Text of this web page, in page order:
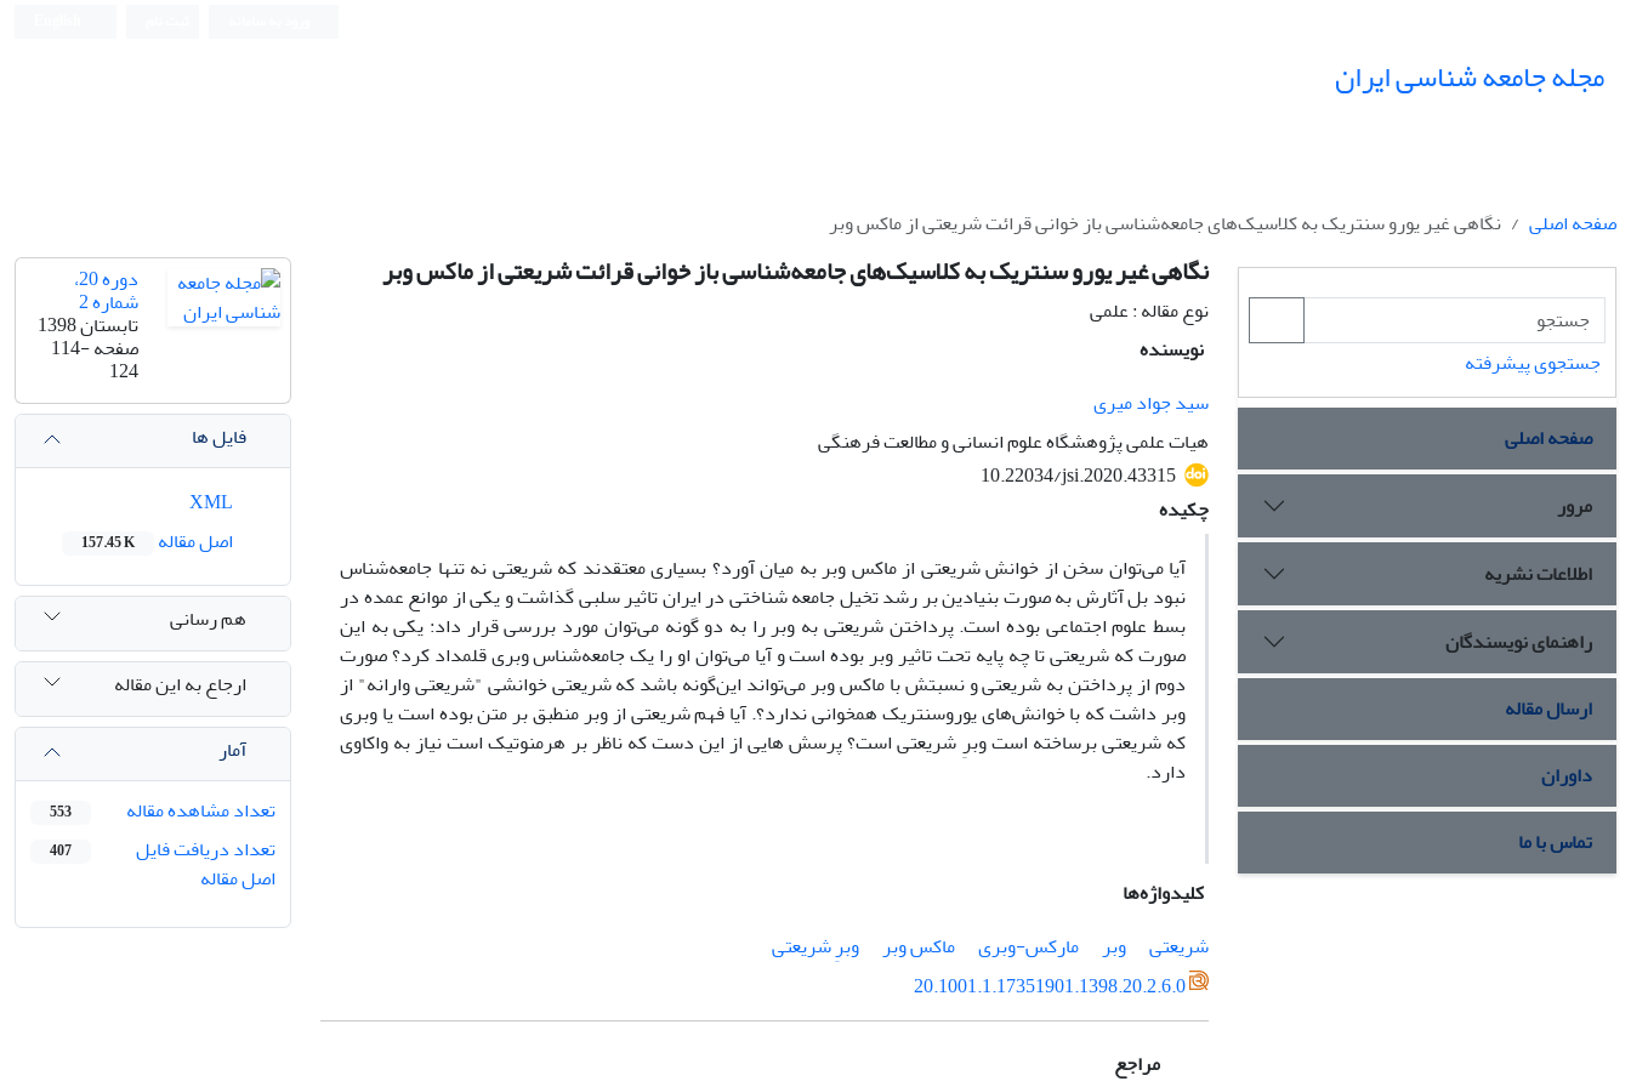
مجله جامعه شناسی ایران
صفحه اصلی نگاهی غیر یورو سنتریک به کلاسیک‌های جامعه‌شناسی باز خوانی قرائت شریعتی از ماکس وبر
نگاهی غیر یورو سنتریک به کلاسیک‌های جامعه‌شناسی باز خوانی قرائت شریعتی از ماکس وبر
نوع مقاله : علمی
نویسنده
سید جواد میری
هیات علمی پژوهشگاه علوم انسانی و مطالعت فرهنگی
10.22034/jsi.2020.43315
چکیده
آیا می‌توان سخن از خوانش شریعتی از ماکس وبر به میان آورد؟ بسیاری معتقدند که شریعتی نه تنها جامعه‌شناس
نبود بل آثارش به صورت بنیادین بر رشد تخیل جامعه شناختی در ایران تاثیر سلبی گذاشت و یکی از موانع عمده در
بسط علوم اجتماعی بوده است. پرداختن شریعتی به وبر را به دو گونه می‌توان مورد بررسی قرار داد: یکی به این
صورت که شریعتی تا چه پایه تحت تاثیر وبر بوده است و آیا می‌توان او را یک جامعه‌شناس وبری قلمداد کرد؟ صورت
دوم از پرداختن به شریعتی و نسبتش با ماکس وبر می‌تواند این‌گونه باشد که شریعتی خوانشی "شریعتی وارانه" از
وبر داشت که با خوانش‌های یوروسنتریک همخوانی ندارد؟. آیا فهم شریعتی از وبر منطبق بر متن بوده است یا وبری
که شریعتی برساخته است وبرِ شریعتی است؟ پرسش هایی از این دست که ناظر بر هرمنوتیک است نیاز به واکاوی
دارد.
کلیدواژه‌ها
شریعتی
وبر مارکس-وبری ماکس وبر
وبرِ شریعتی
20.1001.1.17351901.1398.20.2.6.0
مراجع
دوره 20،
شماره 2
تابستان 1398
صفحه114-
124
فایل ها
اصل مقاله
157.45 K
هم رسانی
ارجاع به این مقاله
آمار
تعداد مشاهده مقاله
553
تعداد دریافت فایل
اصل مقاله
407
جستجوی پیشرفته
صفحه اصلی
مرور
اطلاعات نشریه
راهنمای نویسندگان
ارسال مقاله
داوران
تماس با ما